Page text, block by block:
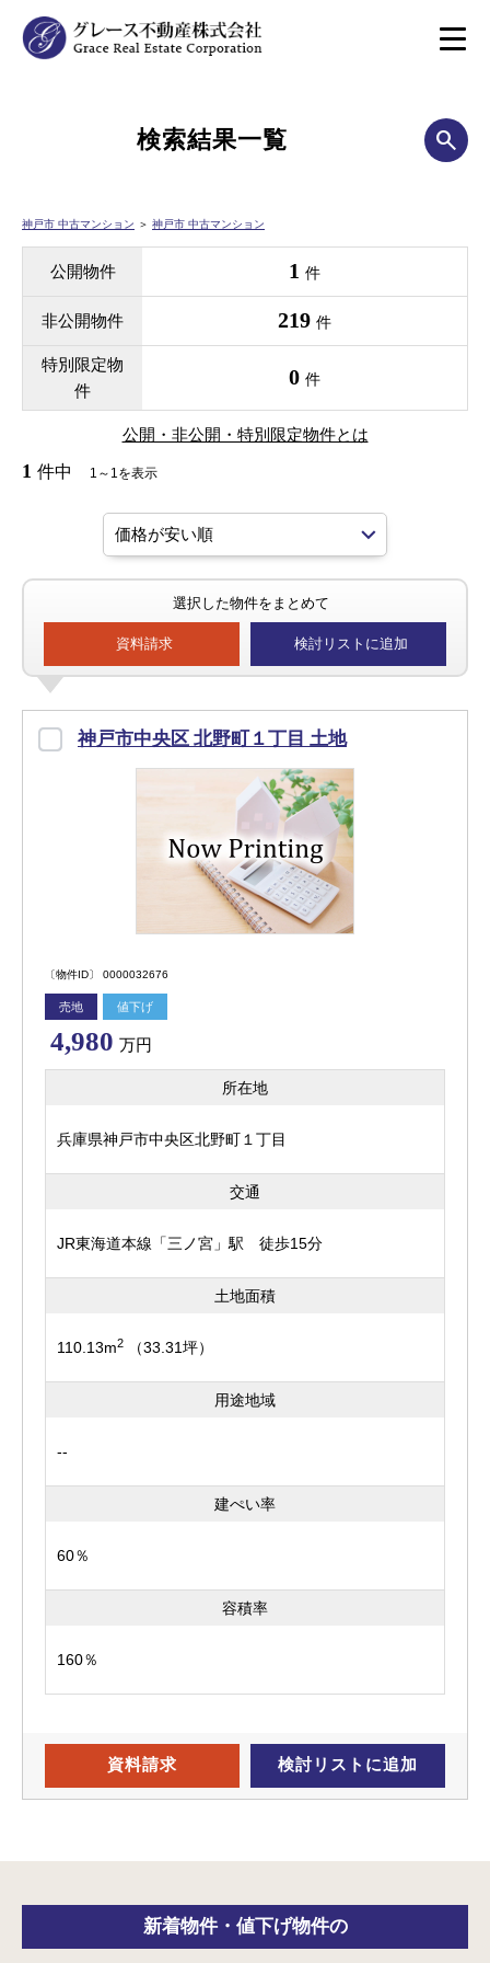
検索結果一覧
神戸市 中古マンション ＞ 神戸市 中古マンション
公開物件 1 件
非公開物件 219 件
特別限定物
件
0 件
公開・非公開・特別限定物件とは
1 件中 1～1を表示
選択した物件をまとめて
資料請求 検討リストに追加
神戸市中央区 北野町１丁目 土地
〔物件ID〕 0000032676
売地 値下げ
4,980 万円
所在地
兵庫県神戸市中央区北野町１丁目
交通
JR東海道本線「三ノ宮」駅 徒歩15分
土地面積
110.13m2 （33.31坪）
用途地域
--
建ぺい率
60％
容積率
160％
資料請求 検討リスト に追加
新着物件・ 値下げ物件の